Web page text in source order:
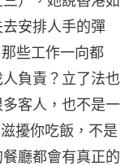
安排人手的彈
些工作一向都
負責？立了法也
客人，也不是一
擾你吃飯，不是
廳都會有真正的